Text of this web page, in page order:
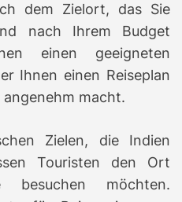
dem Zielort, das Sie
nach Ihrem Budget
einen geeigneten
Ihnen einen Reiseplan
macht.
Zielen, die Indien
Touristen den Ort
möchten.